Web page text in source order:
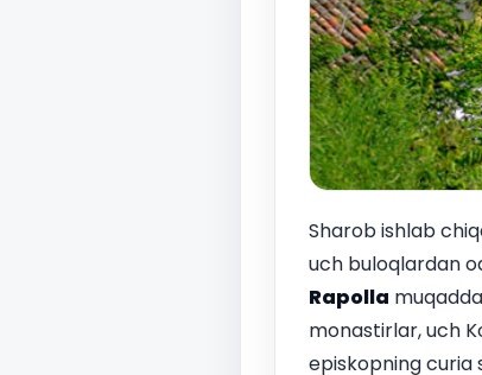
Sharob ishlab
uch buloqlardan
Rapolla
monastirlar, uch
episkopning curia